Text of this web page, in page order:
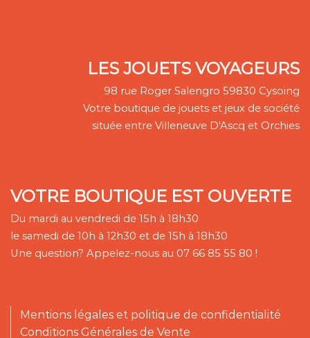
LES JOUETS VOYAGEURS
98 rue Roger Salengro 59830 Cysoing
Votre boutique de jouets et jeux de société
située entre Villeneuve D'Ascq et Orchies
VOTRE BOUTIQUE EST OUVERTE
Du mardi au vendredi de 15h à 18h30
le samedi de 10h à 12h30 et de 15h à 18h30
Une question? Appelez-nous au 07 66 85 55 80 !
Mentions légales et politique de confidentialité
Conditions Générales de Vente